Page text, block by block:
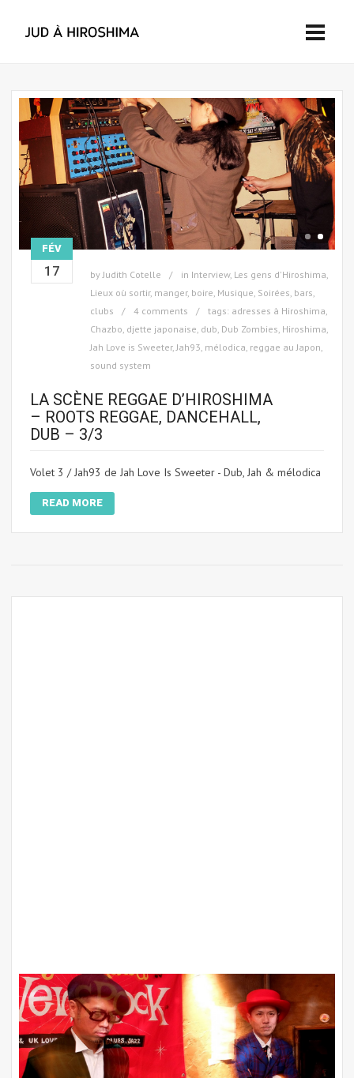
FÉV
17 byJudith Cotelle in Interview, Les gens d'Hiroshima,
Lieux où sortir, manger, boire, Musique, Soirées, bars,
clubs
4 comments tags: adresses à Hiroshima,
Chazbo, djette japonaise, dub, Dub Zombies, Hiroshima,
Jah Love is Sweeter,Jah93, mélodica, reggae au Japon,
sound system
LA SCÈNE REGGAE D’HIROSHIMA
– ROOTS REGGAE, DANCEHALL,
DUB – 3/3
Volet 3 / Jah93 de Jah Love Is Sweeter - Dub, Jah & mélodica
READ MORE